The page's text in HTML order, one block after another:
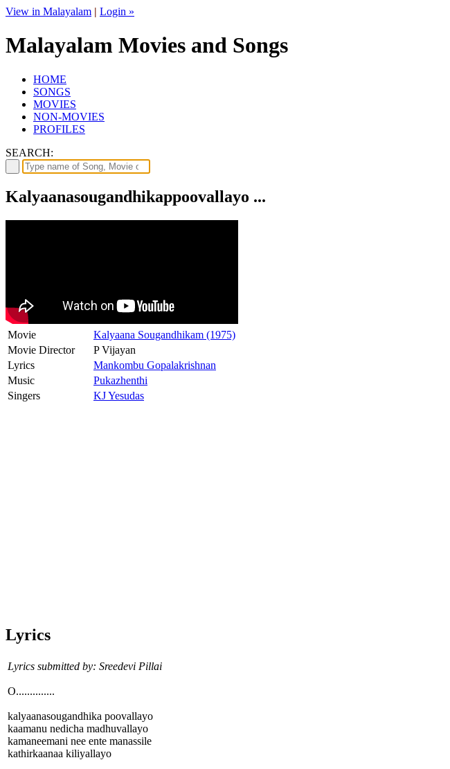
View in Malayalam | Login »
Malayalam Movies and Songs
HOME
SONGS
MOVIES
NON-MOVIES
PROFILES
SEARCH:
Kalyaanasougandhikappoovallayo ...
Movie
Kalyaana Sougandhikam (1975)
Movie Director
P Vijayan
Lyrics
Mankombu Gopalakrishnan
Music
Pukazhenthi
Singers
KJ Yesudas
Lyrics
Lyrics submitted by: Sreedevi Pillai
O..............
kalyaanasougandhika poovallayo
kaamanu nedicha madhuvallayo
kamaneemani nee ente manassile
kathirkaanaa kiliyallayo